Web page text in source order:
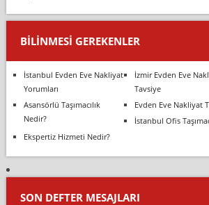
BILINMESI GEREKENLER
İstanbul Evden Eve Nakliyat
Yorumları
İzmir Evden Eve
Tavsiye
Asansörlü Taşımacılık
Nedir?
Evden Eve Nakliyat
İstanbul Ofis
Ekspertiz Hizmeti Nedir?
SON DEFTER MESAJLARI